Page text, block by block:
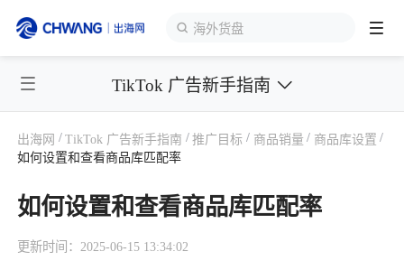
海外货盘
跨境展会
出海服务
出海资讯
TikTok 广告新手指南
出海网 / TikTok 广告新手指南 / 推广目标 / 商品销量 / 商品库设置 /
如何设置和查看商品库匹配率
如何设置和查看商品库匹配率
更新时间：2025-06-15 13:34:02